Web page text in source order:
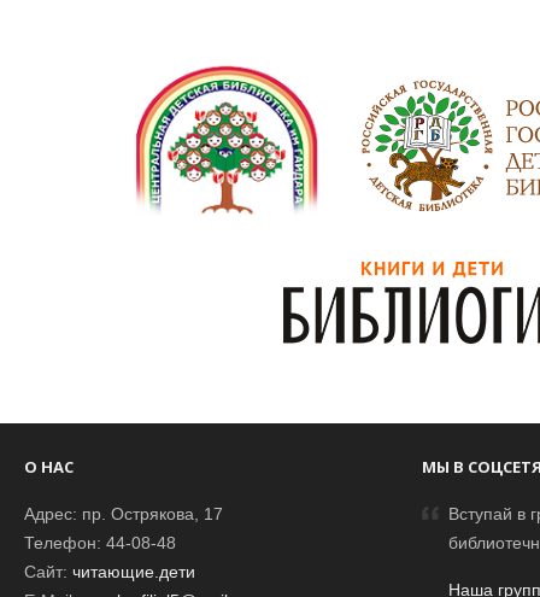
О НАС
Адрес: пр. Острякова, 17
Телефон: 44-08-48
Сайт: читающие.дети
МЫ В
Вступай в
Наша